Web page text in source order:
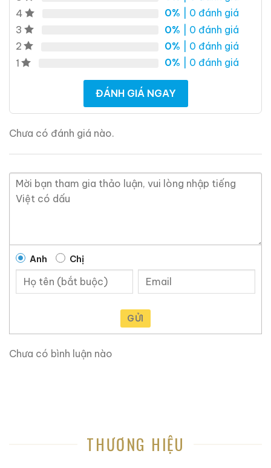
Giới Thiệu Một Số Mẫu Rượu Brandy
0,0 (0 đánh giá)
3.660.000₫
0,0 (0 đánh giá)
Ruouxachtay.com
Trang web này rất hữu ích khi bạn không biết nhiều về
4
0% | 0 đánh giá
3
0% | 0 đánh giá
2
0% | 0 đánh giá
1
0% | 0 đánh giá
ĐÁNH GIÁ NGAY
Chưa có đánh giá nào.
Anh Chị
GỬI
Chưa có bình luận nào
THƯƠNG HIỆU